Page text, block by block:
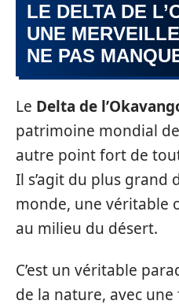
LE DELTA DE
UNE
NE PAS
Le Delta de
patrimoine mondial de
autre point fort de
Il s’agit du plus grand
monde, une véritable
au milieu du désert.
C’est un véritable
de la nature, avec